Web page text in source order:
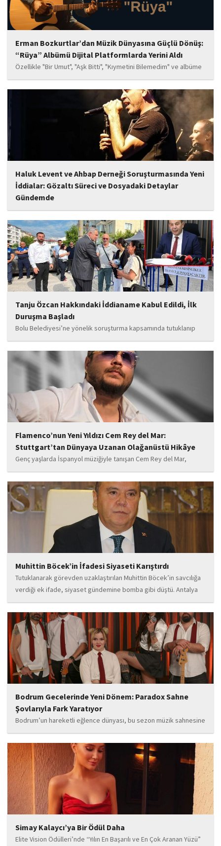
Erman Bozkurtlar’dan Müzik Dünyasına Güçlü Dönüş:
“Rüya” Albümü Dijital Platformlarda Yerini Aldı
Özellikle "Bir Umut", "Aşk Bitti", "Kıymetini Bilemedim" ve albüme
adını veren "Rüya" parçalarının kısa süre içerisinde öne çıkan
eserler arasında yer alması bekleniyor. Albüm, sanatçının önceki
çalışmalarına göre daha olgun,...
Haluk Levent ve Ahbap Derneği Soruşturmasında Yeni
İddialar: Gözaltı Süreci ve Dosyadaki Detaylar
Gündemde
İstanbul Cumhuriyet Başsavcılığı tarafından yürütülen ve Haluk
Levent ile kurucusu olduğu Ahbap Derneği'ni kapsadığı belirtilen
soruşturmaya ilişkin yeni iddialar gündeme geldi. Edinilen
bilgilere göre, soruşturmanın ani bir operasyonla değil, aylar...
Tanju Özcan Hakkındaki İddianame Kabul Edildi, İlk
Duruşma Başladı
Bolu Belediyesi’ne yönelik soruşturma kapsamında tutuklanıp
belediye başkanlığı görevinden uzaklaştırılan Tanju Özcan’ın da
aralarında bulunduğu 6’sı tutuklu 19 sanığın yargılandığı dava
başladı.
Flamenco’nun Yeni Yıldızı Cem Rey del Mar:
Stuttgart’tan Dünyaya Uzanan Olağanüstü Hikâye
Genç yaşlarda İspanyol müziğiyle tanışan Cem Rey del Mar,
flamenco kültürünün büyüleyici atmosferinden etkilenerek
kendisini bu alana yönlendirdi. Saatler süren disiplinli çalışmalar,
teknik gelişim ve müziğe olan tutkusu, onu kısa...
Muhittin Böcek’in İfadesi Siyaseti Karıştırdı
Tutuklanarak görevden uzaklaştırılan Muhittin Böcek’in savcılığa
verdiği ek ifade, siyaset gündemine bomba gibi düştü. Antalya
Cumhuriyet Savcılığı’na kendi isteğiyle başvurarak ifade verdiği
öğrenilen Böcek’in açıklamalarında, 31 Mart 2024 yerel
seçimleri...
Bodrum Gecelerinde Yeni Dönem: Paradox Sahne
Şovlarıyla Fark Yaratıyor
Bodrum’un hareketli eğlence dünyası, bu sezon müzik sahnesine
iddialı bir giriş yapan “Paradox” ile yeni bir enerji kazanıyor. Güçlü
sahne performansı, uluslararası standartlardaki repertuarı ve
deneyimli müzisyen kadrosuyla dikkat çeken...
Simay Kalaycı’ya Bir Ödül Daha
Elite Vision Ödülleri’nde “Yılın En Başarılı ve En Çok Aranan Yüzü”